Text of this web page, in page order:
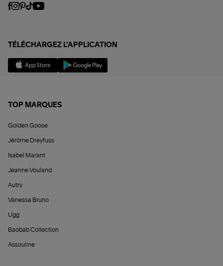
TÉLÉCHARGEZ L'APPLICATION
TOP MARQUES
Golden Goose
Jérôme Dreyfuss
Isabel Marant
Jeanne Vouland
Autry
Vanessa Bruno
Ugg
Baobab Collection
Assouline